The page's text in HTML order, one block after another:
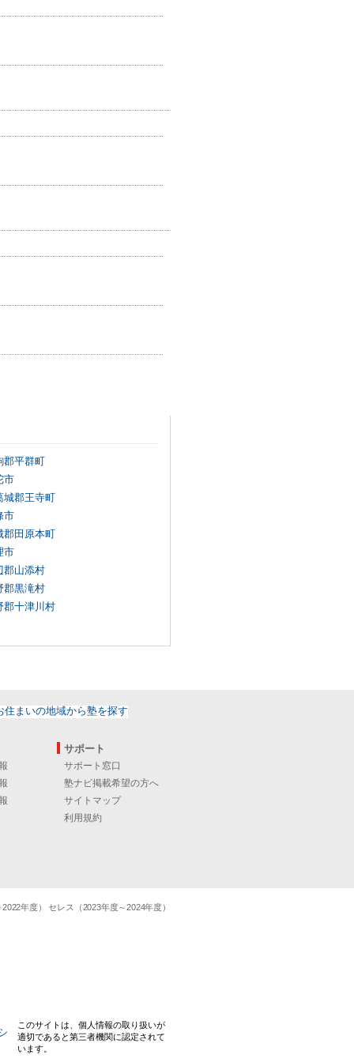
郡平群町
市
城郡王寺町
市
郡田原本町
市
郡山添村
郡黒滝村
郡十津川村
サポート
サポート窓口
塾ナビ掲載希望の方へ
サイトマップ
利用規約
年度） セレス（2023年度～2024年度）
このサイトは、個人情報の取り扱いが
適切であると第三者機関に認定されて
います。